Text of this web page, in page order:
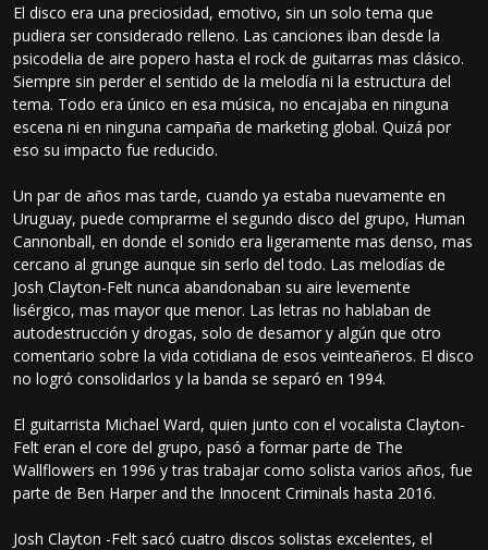
El disco era una preciosidad, emotivo, sin un solo tema que
pudiera ser considerado relleno. Las canciones iban desde la
psicodelia de aire popero hasta el rock de guitarras mas clásico.
Siempre sin perder el sentido de la melodía ni la estructura del
tema. Todo era único en esa música, no encajaba en ninguna
escena ni en ninguna campaña de marketing global. Quizá por
eso su impacto fue reducido.
Un par de años mas tarde, cuando ya estaba nuevamente en
Uruguay, puede comprarme el segundo disco del grupo, Human
Cannonball, en donde el sonido era ligeramente mas denso, mas
cercano al grunge aunque sin serlo del todo. Las melodías de
Josh Clayton-Felt nunca abandonaban su aire levemente
lisérgico, mas mayor que menor. Las letras no hablaban de
autodestrucción y drogas, solo de desamor y algún que otro
comentario sobre la vida cotidiana de esos veinteañeros. El disco
no logró consolidarlos y la banda se separó en 1994.
El guitarrista Michael Ward, quien junto con el vocalista Clayton-
Felt eran el core del grupo, pasó a formar parte de The
Wallflowers en 1996 y tras trabajar como solista varios años, fue
parte de Ben Harper and the Innocent Criminals hasta 2016.
Josh Clayton -Felt sacó cuatro discos solistas excelentes, el